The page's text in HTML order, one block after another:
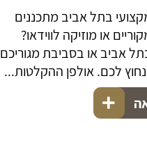
בתל אביב מתכננים
או מוזיקה לווידאו?
אביב או בסביבת מגוריכם
לכם. אולפן ההקלטות...